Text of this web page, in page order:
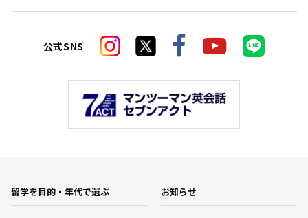
公式SNS
留学を目的・年代で選ぶ お知らせ